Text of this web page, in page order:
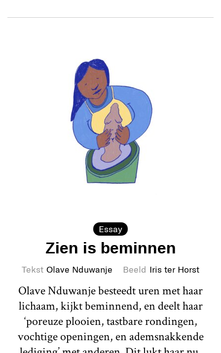
Essay
Zien is beminnen
Tekst Olave Nduwanje Beeld Iris ter Horst
Olave Nduwanje besteedt uren met haar
lichaam, kijkt beminnend, en deelt haar
‘poreuze plooien, tastbare rondingen,
vochtige openingen, en ademsnakkende